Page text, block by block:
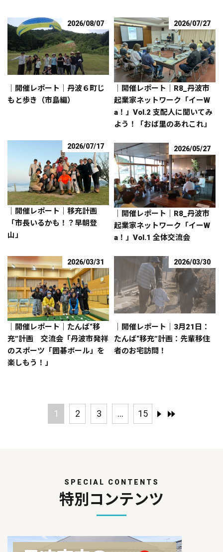
2026/08/07
｜開催レポート｜丹波６町じ
もと歩き（市島編）
2026/07/27
｜開催レポート｜R8_丹波市
起業家ネットワーク「イーW
a！」Vol.2 支配人に聞いてみ
よう！「おば里のあれこれ」
2026/07/17
｜開催レポート｜移充計画
「市長いるかも！？早朝登
山」
2026/05/27
｜開催レポート｜R8_丹波市
起業家ネットワーク「イーW
a！」Vol.1 全体交流会
2026/03/31
｜開催レポート｜たんば“移
充”計画 交流会「丹波市発祥
のスポーツ「囲碁ボール」を
楽しもう！」
2026/03/30
｜開催レポート｜3月21日：
たんば“移充”計画：先輩移住
者のお宅訪問！
1 2 3 ... 15
SPECIAL CONTENTS
特別コンテンツ